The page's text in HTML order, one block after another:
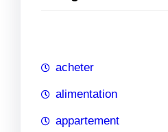
h
acheter
alimentation
appartement